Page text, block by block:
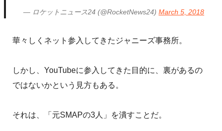
— ロケットニュース24 (@RocketNews24)March 5, 2018
華々しくネット参入してきたジャニーズ事務所。
しかし、YouTubeに参入してきた目的に、裏があるの
ではないかという見方もある。
それは、「元SMAPの3人」を潰すことだ。